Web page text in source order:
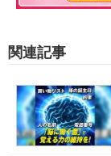
関連記事